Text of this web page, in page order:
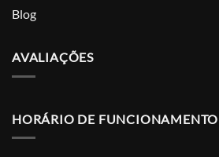
Blog
AVALIAÇÕES
HORÁRIO DE FUNCIONAMENTO